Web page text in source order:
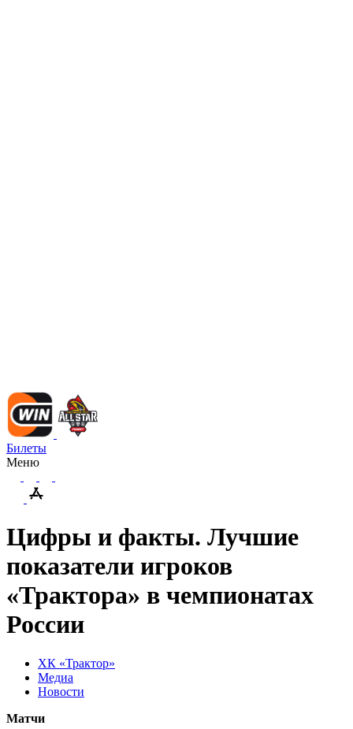
Билеты
Меню
Цифры и факты. Лучшие
показатели игроков
«Трактора» в чемпионатах
России
ХК «Трактор»
Медиа
Новости
Матчи